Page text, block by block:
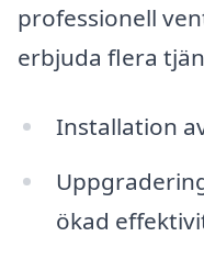
professionell
erbjuda flera
Installation
ökad